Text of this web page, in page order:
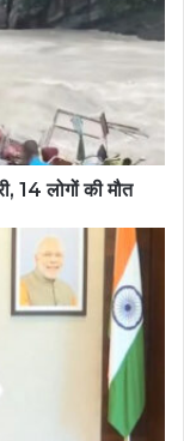
14 लोगों की मौत